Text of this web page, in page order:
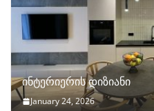
ინტერიერის დიზიანი
January 24, 2026